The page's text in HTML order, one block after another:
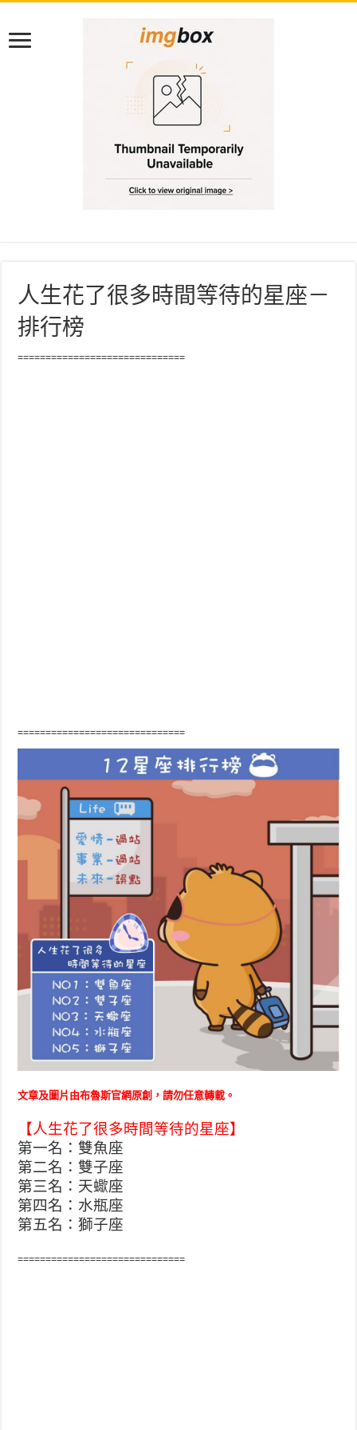
人生花了很多時間等待的星座－
排行榜
==============================
==============================
文章及圖片由布魯斯官網原創，請勿任意轉載。
【人生花了很多時間等待的星座】
第一名：雙魚座
第二名：雙子座
第三名：天蠍座
第四名：水瓶座
第五名：獅子座
==============================